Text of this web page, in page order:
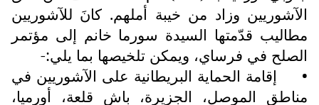
الآشوريين وزاد من خيبة أملهم. كانَ للآشوريين
مطاليب قدّمتها السيدة سورما خانم إلى مؤتمر
الصلح في فرساي، ويمكن تلخيصها بما يلي:-
•
إقامة الحماية البريطانية على الآشوريين في
مناطق الموصل، الجزيرة، باش قلعة، أورميا،